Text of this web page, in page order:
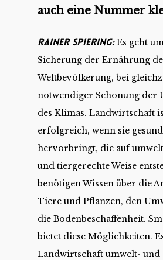
auch eine Nummer
Rainer Spiering:Es geht
Sicherung der Ernährung
Weltbevölkerung, bei
notwendiger Schonung der
des Klimas. Landwirtschaft
erfolgreich, wenn sie
hervorbringt, die auf
und tiergerechte Weise
benötigen Wissen über die
Tiere und Pflanzen, den
die Bodenbeschaffenheit.
bietet diese Möglichkeiten.
Landwirtschaft umwelt- und